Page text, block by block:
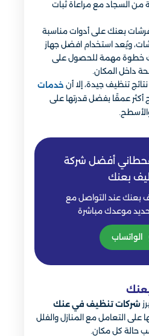
من السجاد مع مراعاة ثبات
بعنك على أدوات مناسبة
ويُعد استخدام افضل جهاز
خطوة مهمة للحصول على
داخل المكان.
تنظيف جيدة، إلا أن خدمات
أكثر عمقًا بفضل قدرتها على
أفضل شركة
بعنك
عند التواصل مع
موعدك مباشرة
الواتساب
شركات تنظيف في عنك
على التعامل مع المنازل والفلل
حالة كل مكان.